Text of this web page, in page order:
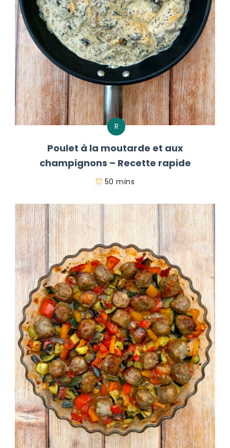
R
Poulet à la moutarde et aux
champignons – Recette rapide
50 mins